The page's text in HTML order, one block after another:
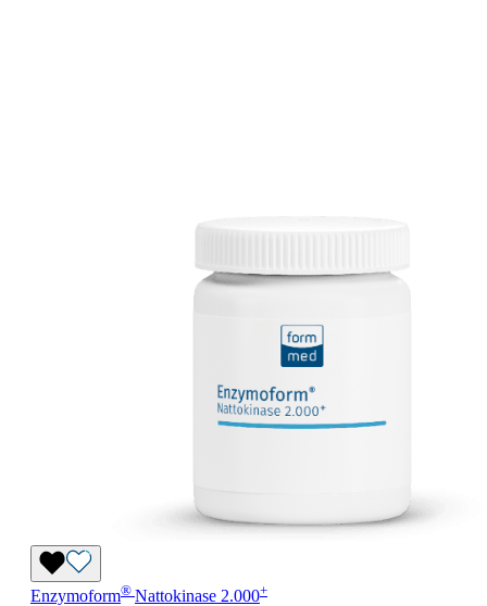
Enzymoform® Nattokinase 2.000+